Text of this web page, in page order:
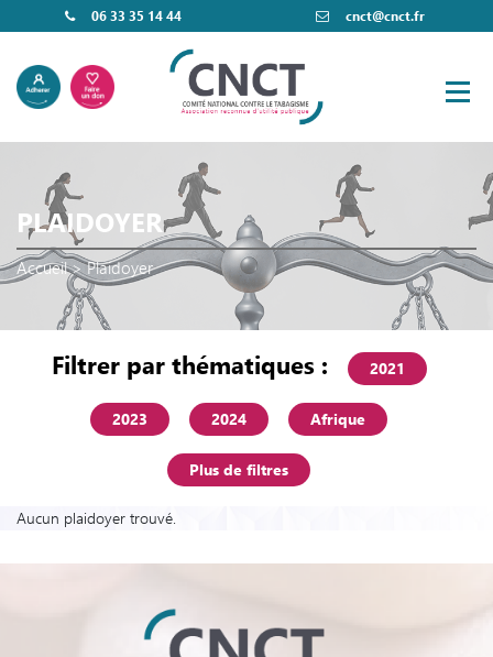
06 33 35 14 44 cnct@cnct.fr
PLAIDOYER
Accueil>Plaidoyer
Filtrer par thématiques : 2021
2023 2024 Afrique
Plus de filtres
Aucun plaidoyer trouvé.